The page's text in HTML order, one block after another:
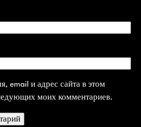
email и адрес сайта в этом
моих комментариев.